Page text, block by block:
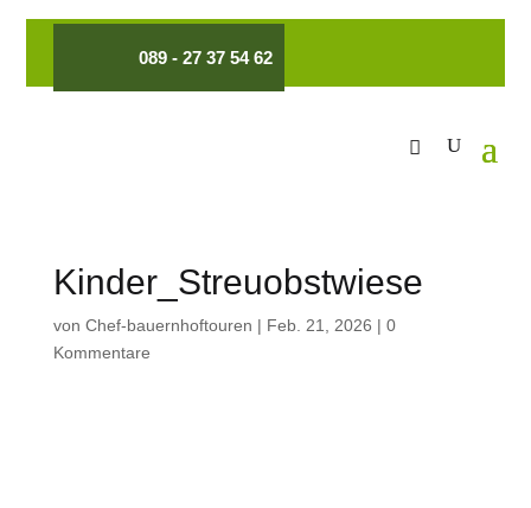
089 - 27 37 54 62
Kinder_Streuobstwiese
von Chef-bauernhoftouren | Feb. 21, 2026 | 0
Kommentare